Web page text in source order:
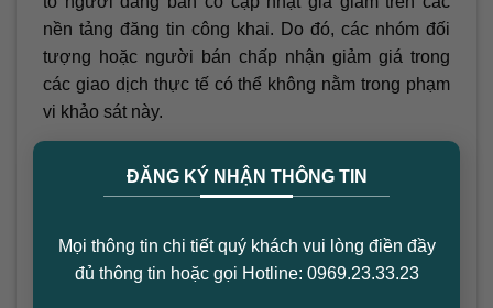
ĐĂNG KÝ NHẬN THÔNG TIN
Mọi thông tin chi tiết quý khách vui lòng điền đầy
đủ thông tin hoặc gọi Hotline: 0969.23.33.23
nền tảng đăng tin công khai. Do đó, các nhóm đối
tượng hoặc người bán chấp nhận giảm giá trong
các giao dịch thực tế có thể không nằm trong phạm
vi khảo sát này.
Có thể thấy, các lý do chính khiến giá nhà đất chưa
Tâm lý thị trường: Nhiều người bán vẫn kỳ
vọng vào khả năng phục hồi của giá bất động